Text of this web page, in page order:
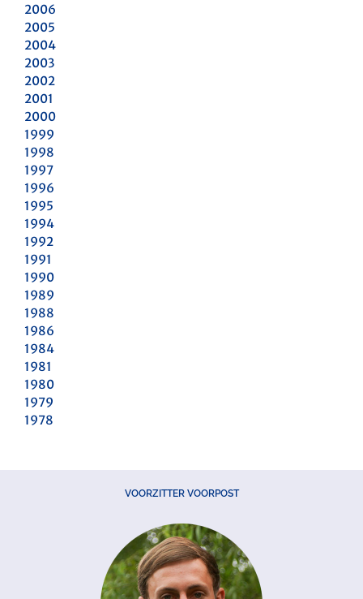
2006
2005
2004
2003
2002
2001
2000
1999
1998
1997
1996
1995
1994
1992
1991
1990
1989
1988
1986
1984
1981
1980
1979
1978
VOORZITTER VOORPOST